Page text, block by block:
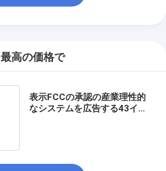
最高の価格で
表示FCCの承認の産業理性的
なシステムを広告する43イン